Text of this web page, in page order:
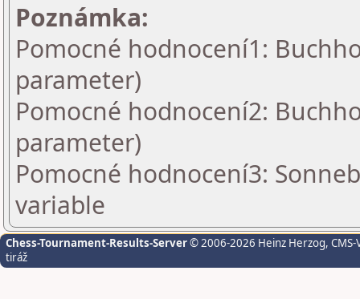
Poznámka:
Pomocné hodnocení1:
parameter)
Pomocné hodnocení2:
parameter)
Pomocné hodnocení3:
variable
Chess-Tournament-Results-Server© 2006-2026 Heinz Herzog,
tiráž